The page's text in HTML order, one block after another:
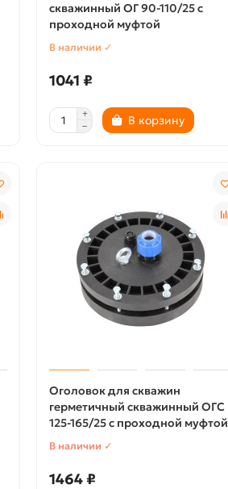
скважинный ОГ 90-110/25 с
проходной муфтой
В наличии ✓
1041 ₽
В корзину
Оголовок для скважин
герметичный скважинный ОГС
125-165/25 с проходной муфтой
В наличии ✓
1464 ₽